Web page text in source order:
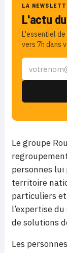
LA
L'actu
L'essentiel
vers 7h dans
Le groupe
personnes
territoire
particuliers
l’expertise
de solutions
Les